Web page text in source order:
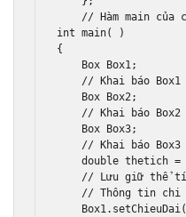
// Hàm main của
int main(
)
{
Box
Box1;
// Khai báo Box1
Box
Box2;
// Khai báo Box2
Box
Box3;
// Khai báo Box3
double thetich =
// Lưu giữ thể
// Thông tin chi
Box1. setChieuDai